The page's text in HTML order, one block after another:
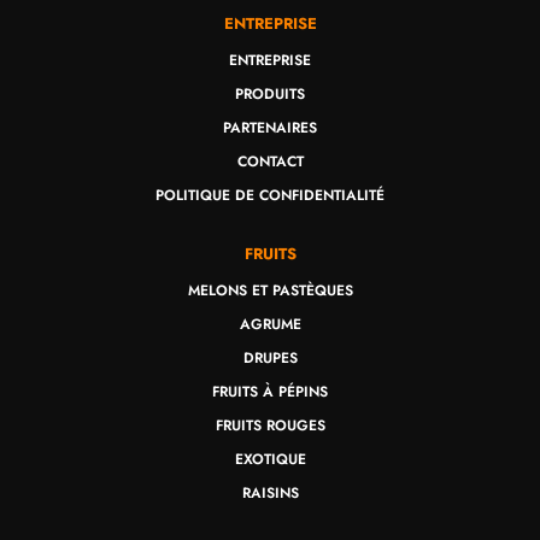
ENTREPRISE
ENTREPRISE
PRODUITS
PARTENAIRES
CONTACT
POLITIQUE DE CONFIDENTIALITÉ
FRUITS
MELONS ET PASTÈQUES
AGRUME
DRUPES
FRUITS À PÉPINS
FRUITS ROUGES
EXOTIQUE
RAISINS